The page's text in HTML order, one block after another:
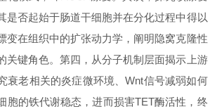
是否起始于肠道干细胞并在分化过程中得以
变在组织中的扩张动力学，阐明隐窝克隆性
关键角色。第四，从分子机制层面揭示上游
衰老相关的炎症微环境、Wnt信号减弱如何
胞的铁代谢稳态，进而损害TET酶活性，终